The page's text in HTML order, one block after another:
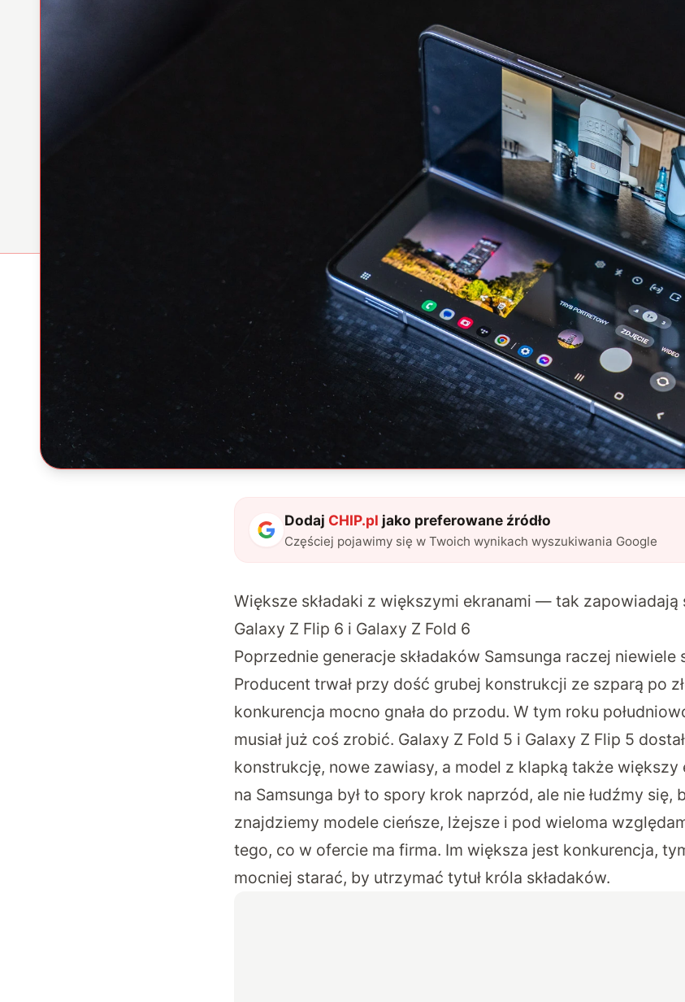
Dodaj CHIP.pl jako preferowane źródło
Częściej pojawimy się w Twoich wynikach wyszukiwania Google
Większe składaki z większymi ekranami — tak zapowiadają
Galaxy Z Flip 6 i Galaxy Z Fold 6
Poprzednie generacje składaków Samsunga raczej niewiele
Producent trwał przy dość grubej konstrukcji ze szparą po
konkurencja mocno gnała do przodu. W tym roku
musiał już coś zrobić. Galaxy Z Fold 5 i Galaxy Z Flip 5
konstrukcję, nowe zawiasy, a model z klapką także większy
na Samsunga był to spory krok naprzód, ale nie łudźmy się,
znajdziemy modele cieńsze, lżejsze i pod wieloma
tego, co w ofercie ma firma. Im większa jest konkurencja,
mocniej starać, by utrzymać tytuł króla składaków.